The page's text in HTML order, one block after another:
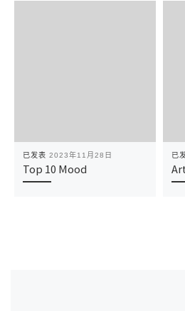
已发表 2023年11月28日
Top 10 Mood
已